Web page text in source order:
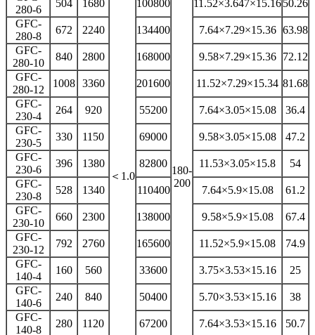
＜1.0
180-
200
280-6
504 1680 100800 11.52×3.647×15.1650.26
GFC-
280-8
672 2240 134400 7.64×7.29×15.36 63.98
GFC-
280-10
840 2800 168000 9.58×7.29×15.36
72.12
GFC-
280-12
1008 3360 201600 11.52×7.29×15.34 81.68
GFC-
230-4
264 920 55200 7.64×3.05×15.08
36.4
GFC-
230-5
330 1150 69000 9.58×3.05×15.08
47.2
GFC-
230-6
396 1380 82800 11.53×3.05×15.8
54
GFC-
230-8
528 1340 110400 7.64×5.9×15.08
61.2
GFC-
230-10
660 2300 138000 9.58×5.9×15.08
67.4
GFC-
230-12
792 2760 165600 11.52×5.9×15.08
74.9
GFC-
140-4
160 560 33600 3.75×3.53×15.16
25
GFC-
140-6
240 840 50400 5.70×3.53×15.16
38
GFC-
140-8
280 1120 67200 7.64×3.53×15.16
50.7